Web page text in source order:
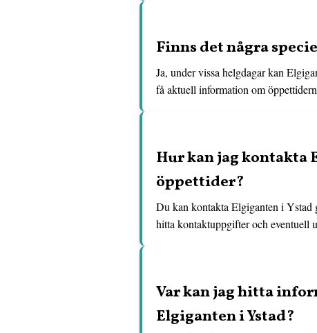
Finns det några
Ja, under vissa helgdagar kan
få aktuell information om
Hur kan jag kontakta
öppettider?
Du kan kontakta Elgiganten i Ystad
hitta kontaktuppgifter och eventuell
Var kan jag hitta
Elgiganten i Ystad?